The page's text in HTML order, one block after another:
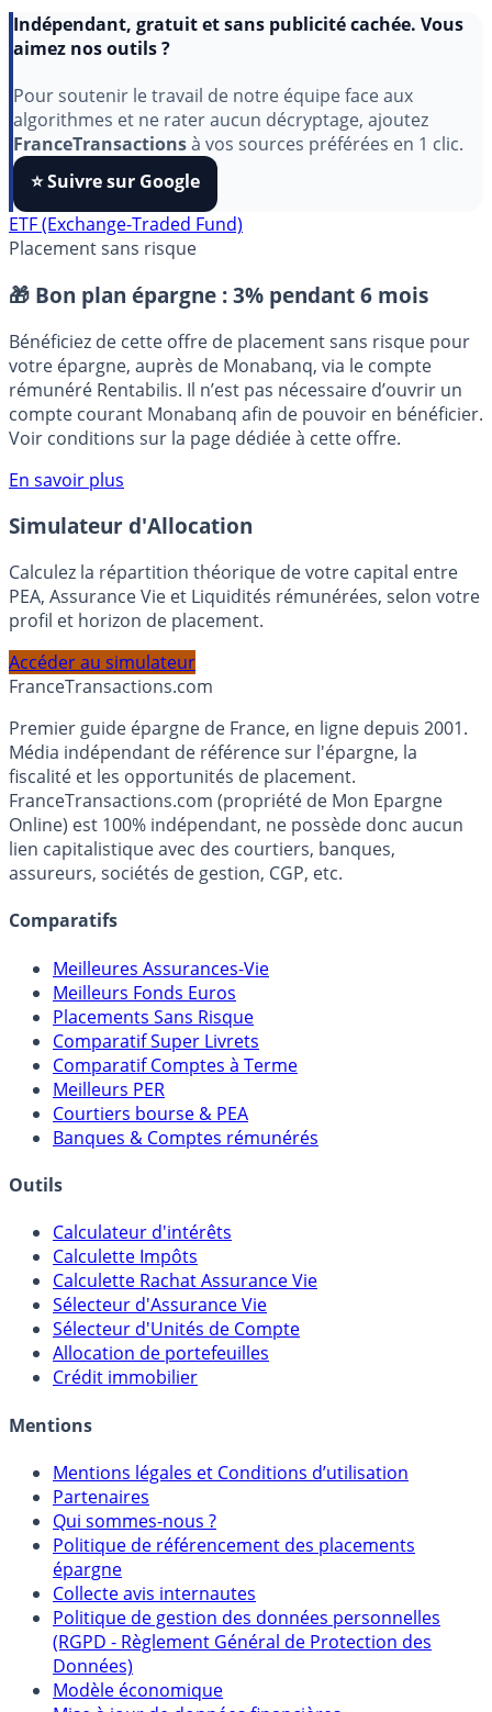
aimez nos outils ?
Pour soutenir le travail de notre équipe face aux
algorithmes et ne rater aucun décryptage, ajoutez
FranceTransactionsà vos sources préférées en 1 clic.
⭐️ Suivre sur Google
Placement sans risque
🎁 Bon plan épargne : 3% pendant 6 mois
Bénéficiez de cette offre de placement sans risque pour
votre épargne, auprès de Monabanq, via le compte
rémunéré Rentabilis. Il n’est pas nécessaire d’ouvrir un
Voir conditions sur la page dédiée à cette offre.
En savoir plus
Simulateur d'Allocation
Calculez la répartition théorique de votre capital entre
profil et horizon de placement.
FranceTransactions.com
Premier guide épargne de France, en ligne depuis 2001.
Média indépendant de référence sur l'épargne, la
fiscalité et les opportunités de placement.
FranceTransactions.com (propriété de Mon Epargne
Online) est 100% indépendant, ne possède donc aucun
assureurs, sociétés de gestion, CGP, etc.
Comparatifs
Meilleures Assurances-Vie
Meilleurs Fonds Euros
Placements Sans Risque
Comparatif Super Livrets
Comparatif Comptes à Terme
Meilleurs PER
Banques & Comptes rémunérés
Outils
Calculateur d'intérêts
Calculette Impôts
Calculette Rachat Assurance Vie
Sélecteur d'Assurance Vie
Sélecteur d'Unités de Compte
Crédit immobilier
Mentions
Mentions légales et Conditions d’utilisation
Partenaires
Qui sommes-nous ?
Politique de référencement des placements
épargne
Collecte avis internautes
Politique de gestion des données personnelles
(RGPD - Règlement Général de Protection des